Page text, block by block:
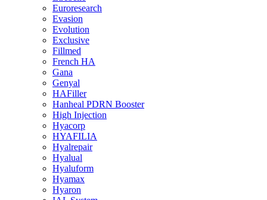
Euroresearch
Evasion
Evolution
Exclusive
Fillmed
French HA
Gana
Genyal
HAFiller
Hanheal PDRN Booster
High Injection
Hyacorp
HYAFILIA
Hyalrepair
Hyalual
Hyaluform
Hyamax
Hyaron